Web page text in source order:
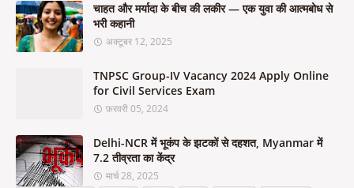
चाहत और मर्यादा के बीच की लकीर — एक युवा की आत्मबोध से
भरी कहानी
अक्टूबर 12, 2025
TNPSC Group-IV Vacancy 2024 Apply Online
for Civil Services Exam
फ़रवरी 05, 2024
Delhi-NCR में भूकंप के झटकों से दहशत, Myanmar में
7.2 तीव्रता का केंद्र
मार्च 28, 2025